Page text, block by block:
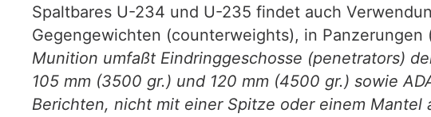
Spaltbares U-234 und U-235 findet auch
Gegengewichten (counterweights), in Panzerungen
Munition umfaßt Eindringgeschosse (penetrators)
105 mm (3500 gr.) und 120 mm (4500 gr.) sowie
Berichten, nicht mit einer Spitze oder einem